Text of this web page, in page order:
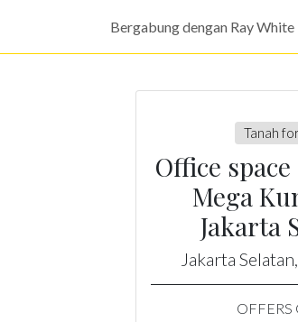
Bergabung dengan Ray White
Tanah
Office
Mega
Jakarta
Jakarta
OFFERS